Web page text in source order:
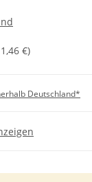
€)
Deutschland*